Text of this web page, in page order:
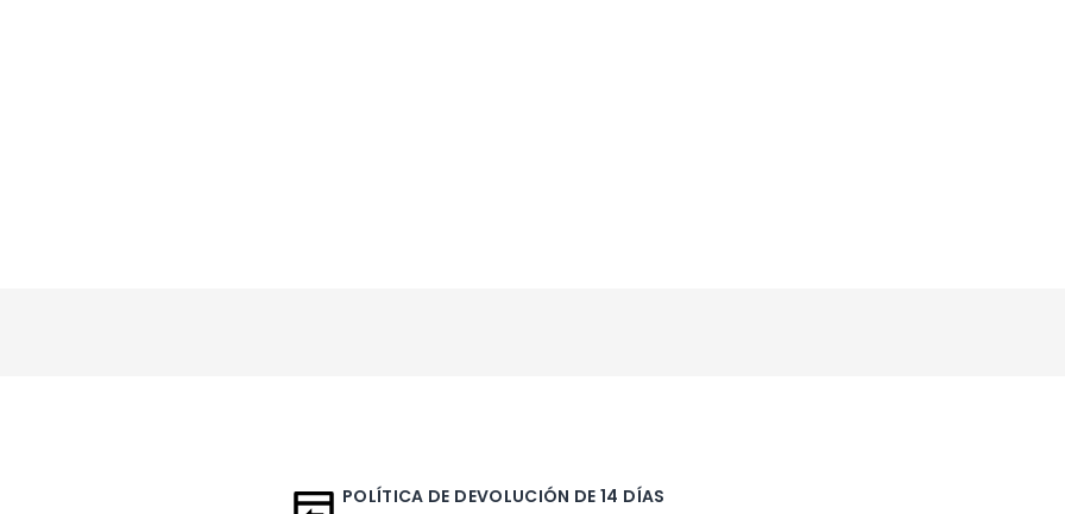
POLÍTICA DE DEVOLUCIÓN DE 14 DÍAS